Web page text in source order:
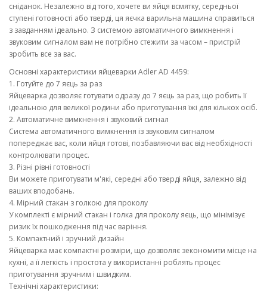
сніданок. Незалежно від того, хочете ви яйця всмятку, середньої
ступені готовності або тверді, ця яєчка варильна машина справиться
з завданням ідеально. З системою автоматичного вимкнення і
звуковим сигналом вам не потрібно стежити за часом – пристрій
зробить все за вас.
Основні характеристики яйцеварки Adler AD 4459:
1. Готуйте до 7 яєць за раз
Яйцеварка дозволяє готувати одразу до 7 яєць за раз, що робить її
ідеальною для великої родини або приготування їжі для кількох осіб.
2. Автоматичне вимкнення і звуковий сигнал
Система автоматичного вимкнення із звуковим сигналом
попереджає вас, коли яйця готові, позбавляючи вас від необхідності
контролювати процес.
3. Різні рівні готовності
Ви можете приготувати м'які, середні або тверді яйця, залежно від
ваших вподобань.
4. Мірний стакан з голкою для проколу
У комплекті є мірний стакан і голка для проколу яєць, що мінімізує
ризик їх пошкодження під час варіння.
5. Компактний і зручний дизайн
Яйцеварка має компактні розміри, що дозволяє зекономити місце на
кухні, а її легкість і простота у використанні роблять процес
приготування зручним і швидким.
Технічні характеристики: